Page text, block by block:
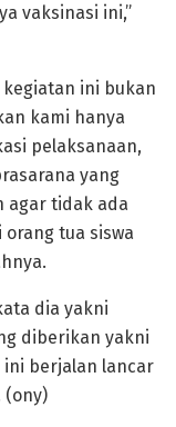
vaksinasi ini,”
ini bukan
kami hanya
pelaksanaan,
yang
agar tidak ada
tua siswa
dia yakni
diberikan yakni
berjalan lancar
(ony)